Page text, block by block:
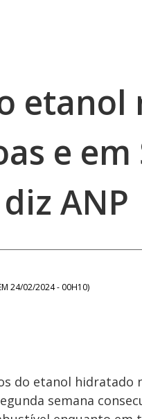
e
ANP
24/02/2024 - 00H10)
do etanol
semana